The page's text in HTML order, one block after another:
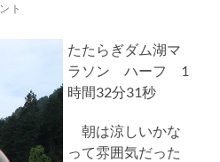
ト
たたらぎダム湖マ
ラソン ハーフ 1
時間32分31秒
朝は涼しいかな
って雰囲気だった